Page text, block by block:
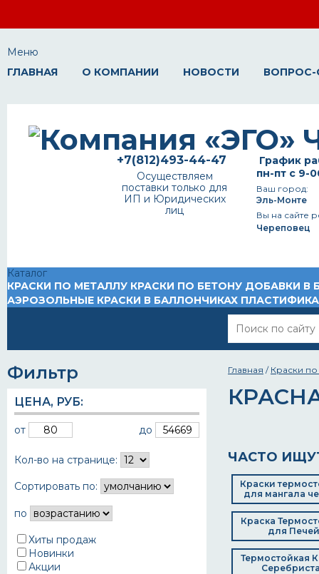
Меню
ГЛАВНАЯ
О КОМПАНИИ НОВОСТИ ВОПРОС-
График
пн-пт с 9-
Ваш город:
Эль-Монте
Вы на сайте
Череповец
+7(812)493-44-47
Осуществляем
поставки только для
ИП и Юридических
лиц
Каталог
КРАСКИ ПО МЕТАЛЛУ КРАСКИ ПО БЕТОНУ ДОБАВКИ В
АЭРОЗОЛЬНЫЕ КРАСКИ В БАЛЛОНЧИКАХ
Фильтр
ЦЕНА, РУБ:
от до
Кол-во на странице:
Сортировать по:
по
Хиты продаж
Новинки
Акции
Главная / Краски
ЧАСТО
Краски
для мангала
Краска
для Печей
Термостойкая